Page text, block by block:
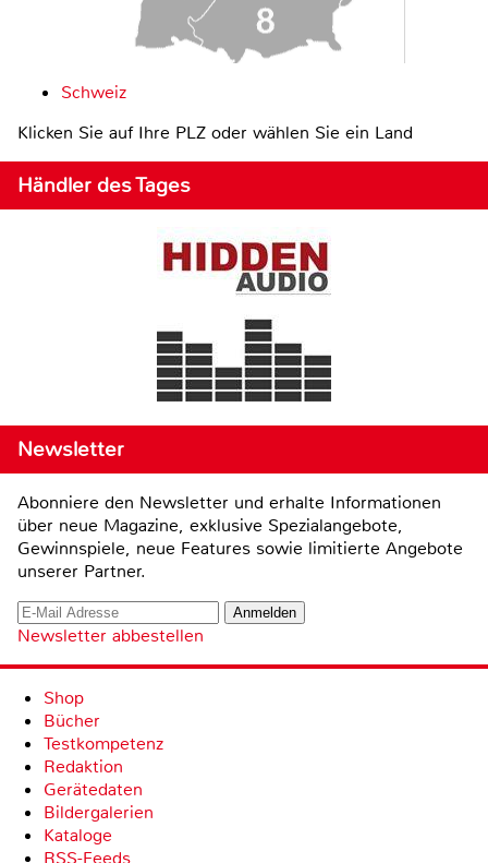
Schweiz
Klicken Sie auf Ihre PLZ oder wählen Sie ein Land
Händler des Tages
Newsletter
Abonniere den Newsletter und erhalte Informationen
über neue Magazine, exklusive Spezialangebote,
Gewinnspiele, neue Features sowie limitierte Angebote
unserer Partner.
Newsletter abbestellen
Shop
Bücher
Testkompetenz
Redaktion
Gerätedaten
Bildergalerien
Kataloge
RSS-Feeds